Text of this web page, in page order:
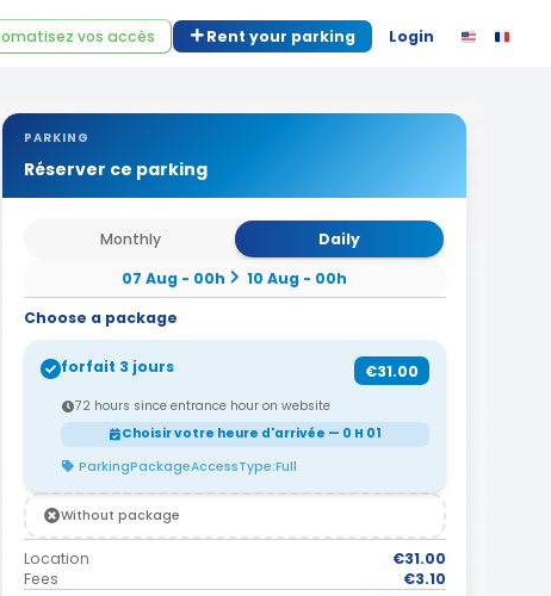
vos accès Rent your parking Login
PARKING
Réserver ce parking
Monthly
Daily
07 Aug - 00h
10 Aug - 00h
Choose a package
forfait 3 jours €31.00
72 hours since entrance hour on website
Choisir votre heure d'arrivée — 0 H 01
ParkingPackageAccessType:Full
Without package
Location
€31.00
Fees
€3.10